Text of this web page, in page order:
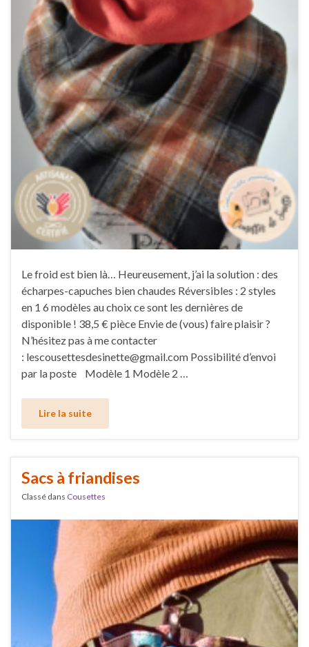
Le froid est bien là… Heureusement, j’ai la solution : des
écharpes-capuches bien chaudes Réversibles : 2 styles
en 1 6 modèles au choix ce sont les dernières de
disponible ! 38,5 € pièce Envie de (vous) faire plaisir ?
N’hésitez pas à me contacter
: lescousettesdesinette@gmail.com Possibilité d’envoi
par la poste Modèle 1 Modèle 2 …
Lire la suite
Sacs à friandises
Classé dans Cousettes